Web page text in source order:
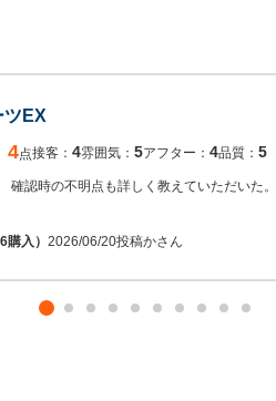
ツEX
4点接客： 4雰囲気： 5アフター： 4品質： 5
確認時の不明点も詳しく教えていただいた
入） 2026/06/20投稿かさん